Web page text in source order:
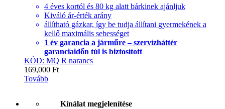
4 éves kortól és 80 kg alatt bárkinek ajánljuk
Kiváló ár-érték arány
állítható gázkar, így be tudja állítani gyermekének a
kellő maximális sebességet
1 év garancia a járműre – szervízháttér
garanciaidőn túl is biztosított
KÓD: MQ R narancs
169,000 Ft
Tovább
Kínálat megjelenítése